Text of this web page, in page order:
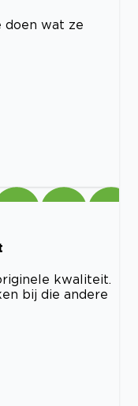
doen wat ze
kwaliteit.
bij die andere